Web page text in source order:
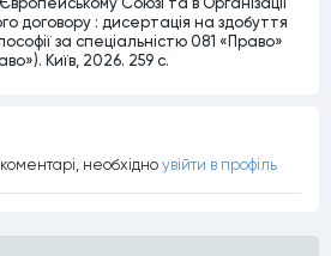
договору : дисертація на здобуття
за спеціальністю 081 «Право»
Київ, 2026. 259 с.
необхiдно увiйти в профiль